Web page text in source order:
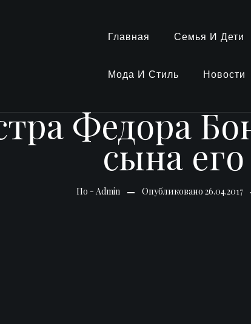
Главная Семья И Дети
Мода И Стиль Новости
Федора
сына
По - Admin Опубликовано 26.04.2017